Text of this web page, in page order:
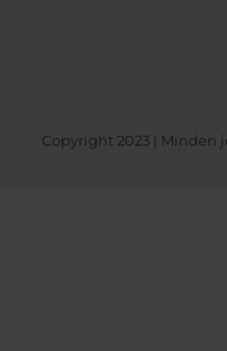
Copyright 2023 | Minden